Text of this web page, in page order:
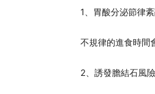
1、胃酸分泌節律
不規律的進食時間
2、誘發膽結石風險